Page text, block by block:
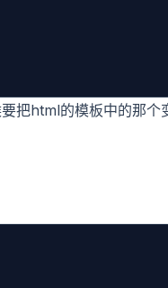
把html的模板中的那个